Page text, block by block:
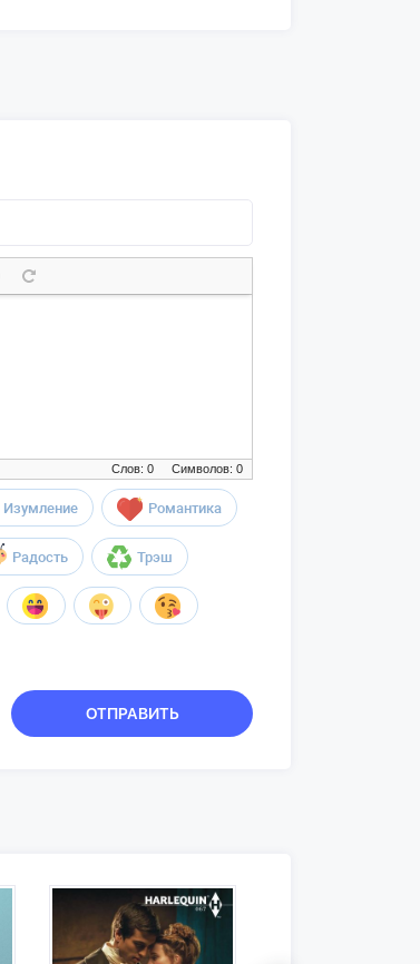
Символов: 0
Слов: 0
Изумление Романтика
Радость Трэш
ОТПРАВИТЬ